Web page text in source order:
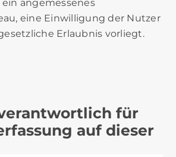
angemessenes
eine Einwilligung der Nutzer
Erlaubnis vorliegt.
für
auf dieser